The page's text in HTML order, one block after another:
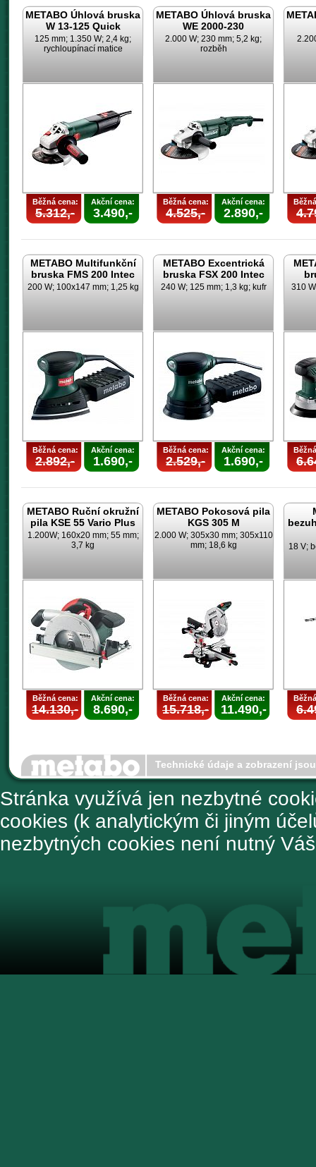
METABO Úhlová bruska
W 13-125 Quick
125 mm; 1.350 W; 2,4 kg;
rychloupínací matice
Běžná cena:
5.312,-
Akční cena:
3.490,-
METABO Úhlová bruska
WE 2000-230
2.000 W; 230 mm; 5,2 kg;
rozběh
Běžná cena:
4.525,-
Akční cena:
2.890,-
METABO Multifunkční
bruska FMS 200 Intec
200 W; 100x147 mm; 1,25 kg
Běžná cena:
2.892,-
Akční cena:
1.690,-
METABO Excentrická
bruska FSX 200 Intec
240 W; 125 mm; 1,3 kg; kufr
Běžná cena:
2.529,-
Akční cena:
1.690,-
310
METABO Ruční okružní
pila KSE 55 Vario Plus
1.200W; 160x20 mm; 55 mm;
3,7 kg
Běžná cena:
14.130,-
Akční cena:
8.690,-
METABO Pokosová pila
KGS 305 M
2.000 W; 305x30 mm; 305x110
mm; 18,6 kg
Běžná cena:
15.718,-
Akční cena:
11.490,-
18 V;
Technické údaje a zobrazení
Stránka využívá jen nezbytné
cookies (k analytickým či jiným
nezbytných cookies není nutný